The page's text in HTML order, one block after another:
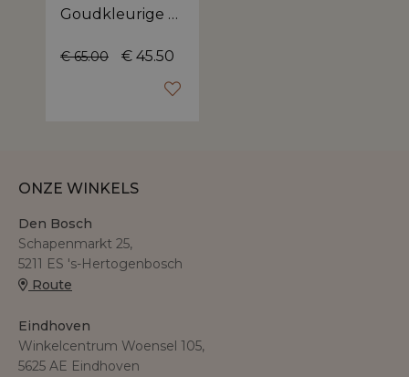
Goudkleurige ketting van Caroline Biss met schelpvormige hanger
€ 65.00 € 45.50
ONZE WINKELS
Den Bosch
Schapenmarkt 25,
5211 ES 's-Hertogenbosch
Route
Eindhoven
Winkelcentrum Woensel 105,
5625 AE Eindhoven